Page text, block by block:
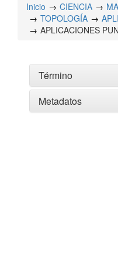
Inicio CIENCIA
TOPOLOGÍA
APLICACIONES
Término
Metadatos